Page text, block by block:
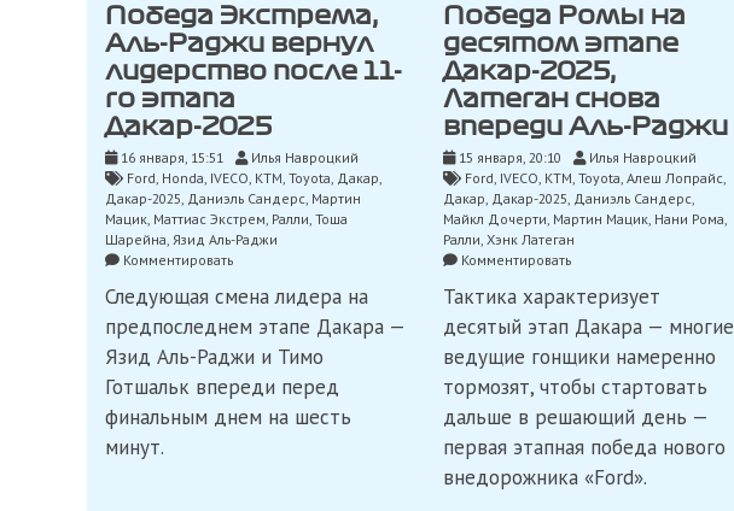
Победа Экстрема,
Аль-Раджи вернул
лидерство после 11-
го этапа
Дакар-2025
16 января, 15:51
Илья Навроцкий
Ford Honda IVECO KTM Toyota Дакар
Дакар-2025 Даниэль Сандерс Мартин
Мацик Маттиас Экстрем Ралли Тоша
Шарейна Язид Аль-Раджи
Комментироватьon
Экстрема,
Аль-
Раджи
вернул
лидерство
после
11-
Следующая смена лидера на
предпоследнем этапе Дакара —
Язид Аль-Раджи и Тимо
Готшальк впереди перед
финальным днем на шесть
минут.
Победа Ромы на
десятом этапе
Дакар-2025,
Латеган снова
впереди Аль-Раджи
15 января, 20:10
Илья Навроцкий
Ford IVECO KTM Toyota Алеш Лопрайс
Дакар Дакар-2025 Даниэль Сандерс
Майкл Дочерти Мартин Мацик, Нани Рома
Ралли Хэнк Латеган
Комментироватьon
Ромы
на
десятом
этапе
Дакар-2025,
снова
впереди
Раджи
Тактика характеризует
десятый этап Дакара — многие
ведущие гонщики намеренно
тормозят, чтобы стартовать
дальше в решающий день —
первая этапная победа нового
внедорожника «Ford».